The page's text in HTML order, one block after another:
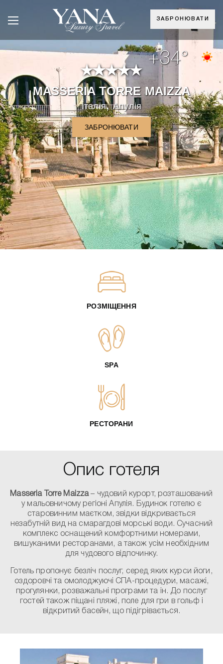
ЗАБРОНЮВАТИ
+34°
MASSERIA TORRE MAIZZA
Італія,Апулія
ЗАБРОНЮВАТИ
РОЗМІЩЕННЯ
SPA
РЕСТОРАНИ
Опис готеля
Masseria Torre Maizza– чудовий курорт, розташований
у мальовничому регіоні Апулія. Будинок готелю є
старовинним маєтком, звідки відкривається
незабутній вид на смарагдові морські води. Сучасний
комплекс оснащений комфортними номерами,
вишуканими ресторанами, а також усім необхідним
для чудового відпочинку.
Готель пропонує безліч послуг, серед яких курси йоги,
оздоровчі та омолоджуючі СПА-процедури, масажі,
прогулянки, розважальні програми та ін. До послуг
гостей також піщані пляжі, поле для гри в гольф і
відкритий басейн, що підігрівається.